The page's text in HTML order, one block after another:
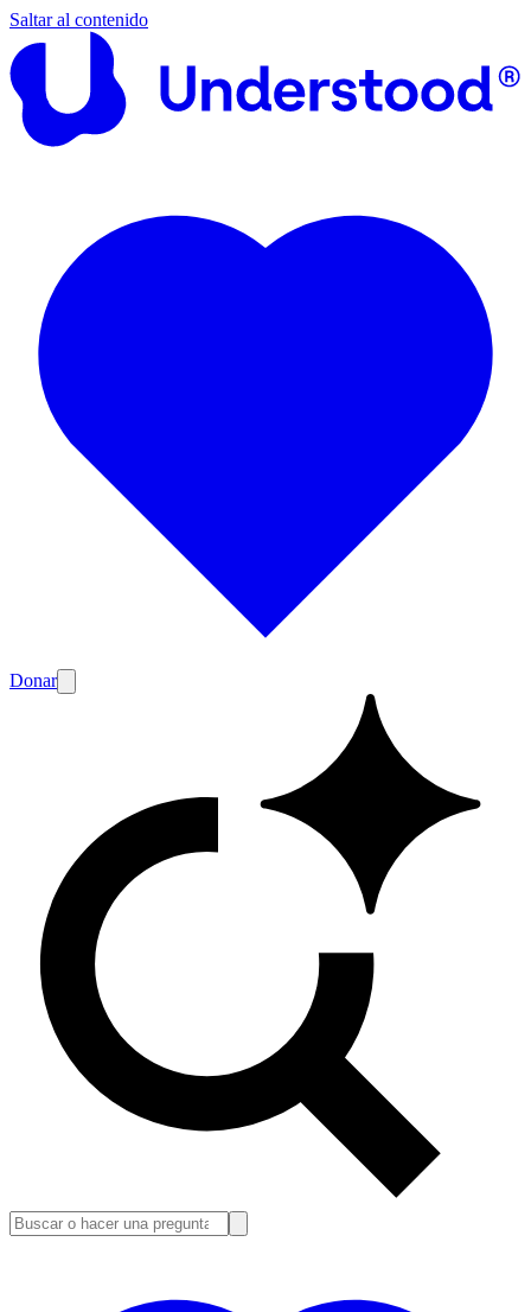
Saltar al contenido
Donar